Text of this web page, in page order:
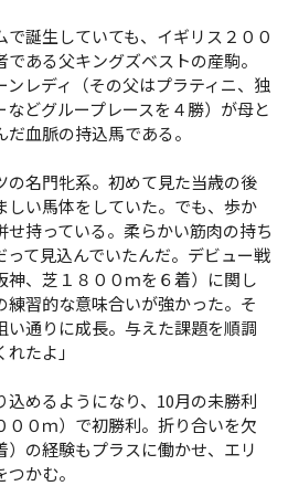
誕生していても、イギリス２００
である父キングズベストの産駒。
ンレディ（その父はプラティニ、独
などグループレースを４勝）が母と
だ血脈の持込馬である。
の名門牝系。初めて見た当歳の後
しい馬体をしていた。でも、歩か
せ持っている。柔らかい筋肉の持ち
って見込んでいたんだ。デビュー戦
神、芝１８００ｍを６着）に関し
練習的な意味合いが強かった。そ
い通りに成長。与えた課題を順調
たよ」
めるようになり、10月の未勝利
００ｍ）で初勝利。折り合いを欠
）の経験もプラスに働かせ、エリ
かむ。